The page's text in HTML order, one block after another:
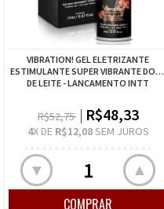
VIBRATION! GEL ELETRIZANTE
ESTIMULANTE SUPER VIBRANTE DOCE
DE LEITE - LANCAMENTO INTT
R$52,75 R$48,33
4X DE R$12,08SEM JUROS
▲
▼